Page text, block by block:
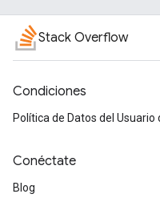
Stack Overflow
Condiciones
Política de Datos del Usuario
Conéctate
Blog